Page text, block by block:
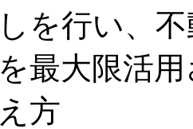
しを行い、
を最大限活
え方